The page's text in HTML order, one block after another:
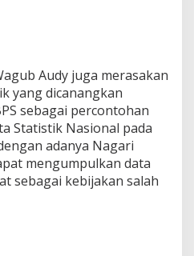
Audy juga merasakan
yang dicanangkan
sebagai percontohan
Statistik Nasional pada
adanya Nagari
mengumpulkan data
sebagai kebijakan salah